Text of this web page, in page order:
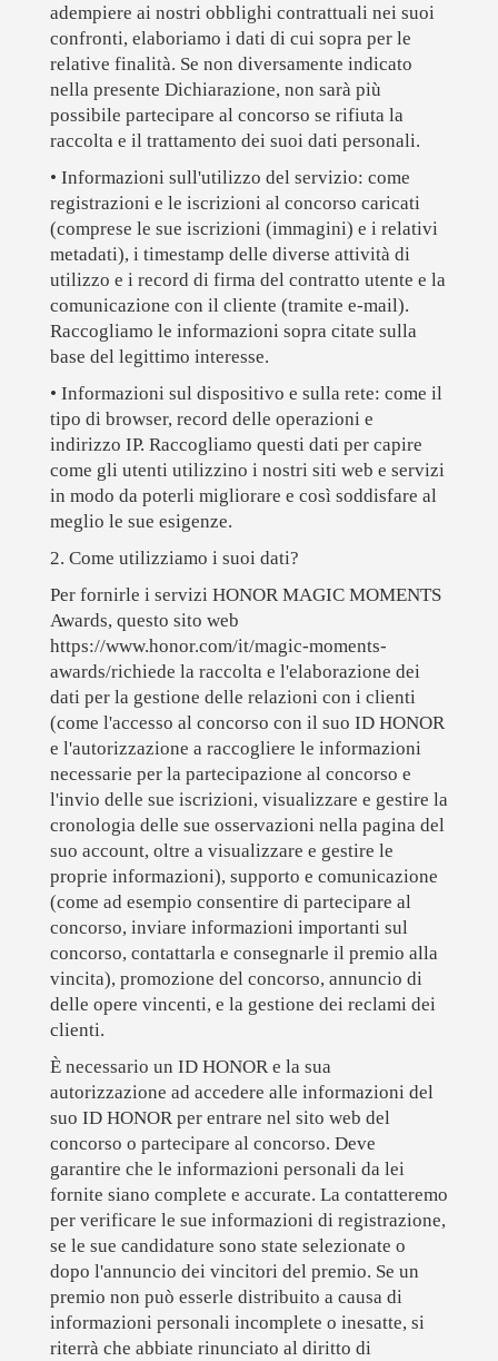
adempiere ai nostri obblighi contrattuali nei suoi
confronti, elaboriamo i dati di cui sopra per le
relative finalità. Se non diversamente indicato
nella presente Dichiarazione, non sarà più
possibile partecipare al concorso se rifiuta la
raccolta e il trattamento dei suoi dati personali.
• Informazioni sull'utilizzo del servizio: come
registrazioni e le iscrizioni al concorso caricati
(comprese le sue iscrizioni (immagini) e i relativi
metadati), i timestamp delle diverse attività di
utilizzo e i record di firma del contratto utente e la
comunicazione con il cliente (tramite e-mail).
Raccogliamo le informazioni sopra citate sulla
base del legittimo interesse.
• Informazioni sul dispositivo e sulla rete: come il
tipo di browser, record delle operazioni e
indirizzo IP. Raccogliamo questi dati per capire
come gli utenti utilizzino i nostri siti web e servizi
in modo da poterli migliorare e così soddisfare al
meglio le sue esigenze.
2. Come utilizziamo i suoi dati?
Per fornirle i servizi HONOR MAGIC MOMENTS
Awards, questo sito web
https://www.honor.com/it/magic-moments-
awards/richiede la raccolta e l'elaborazione dei
dati per la gestione delle relazioni con i clienti
(come l'accesso al concorso con il suo ID HONOR
e l'autorizzazione a raccogliere le informazioni
necessarie per la partecipazione al concorso e
l'invio delle sue iscrizioni, visualizzare e gestire la
cronologia delle sue osservazioni nella pagina del
suo account, oltre a visualizzare e gestire le
proprie informazioni), supporto e comunicazione
(come ad esempio consentire di partecipare al
concorso, inviare informazioni importanti sul
concorso, contattarla e consegnarle il premio alla
vincita), promozione del concorso, annuncio di
delle opere vincenti, e la gestione dei reclami dei
clienti.
È necessario un ID HONOR e la sua
autorizzazione ad accedere alle informazioni del
suo ID HONOR per entrare nel sito web del
concorso o partecipare al concorso. Deve
garantire che le informazioni personali da lei
fornite siano complete e accurate. La contatteremo
per verificare le sue informazioni di registrazione,
se le sue candidature sono state selezionate o
dopo l'annuncio dei vincitori del premio. Se un
premio non può esserle distribuito a causa di
informazioni personali incomplete o inesatte, si
riterrà che abbiate rinunciato al diritto di